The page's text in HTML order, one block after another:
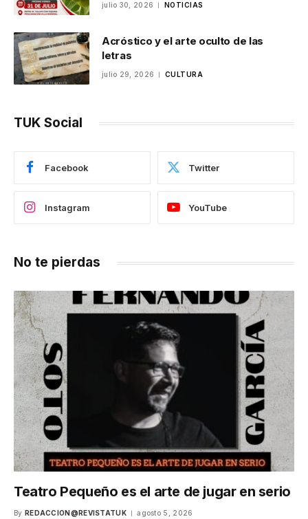
julio 30, 2026 NOTICIAS
Acróstico y el arte oculto de las
letras
julio 29, 2026 CULTURA
TUK Social
Facebook Twitter
Instagram YouTube
No te pierdas
Teatro Pequeño es el arte de jugar en serio
By REDACCION@REVISTATUK agosto 5, 2026